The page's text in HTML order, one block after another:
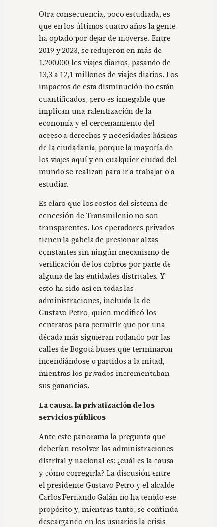
Otra consecuencia, poco estudiada, es
que en los últimos cuatro años la gente
ha optado por dejar de moverse. Entre
2019 y 2023, se redujeron en más de
1.200.000 los viajes diarios, pasando de
13,3 a 12,1 millones de viajes diarios. Los
impactos de esta disminución no están
cuantificados, pero es innegable que
implican una ralentización de la
economía y el cercenamiento del
acceso a derechos y necesidades básicas
de la ciudadanía, porque la mayoría de
los viajes aquí y en cualquier ciudad del
mundo se realizan para ir a trabajar o a
estudiar.
Es claro que los costos del sistema de
concesión de Transmilenio no son
transparentes. Los operadores privados
tienen la gabela de presionar alzas
constantes sin ningún mecanismo de
verificación de los cobros por parte de
alguna de las entidades distritales. Y
esto ha sido así en todas las
administraciones, incluida la de
Gustavo Petro, quien modificó los
contratos para permitir que por una
década más siguieran rodando por las
calles de Bogotá buses que terminaron
incendiándose o partidos a la mitad,
mientras los privados incrementaban
sus ganancias.
La causa, la privatización de los
servicios públicos
Ante este panorama la pregunta que
deberían resolver las administraciones
distrital y nacional es: ¿cuál es la causa
y cómo corregirla? La discusión entre
el presidente Gustavo Petro y el alcalde
Carlos Fernando Galán no ha tenido ese
propósito y, mientras tanto, se continúa
descargando en los usuarios la crisis